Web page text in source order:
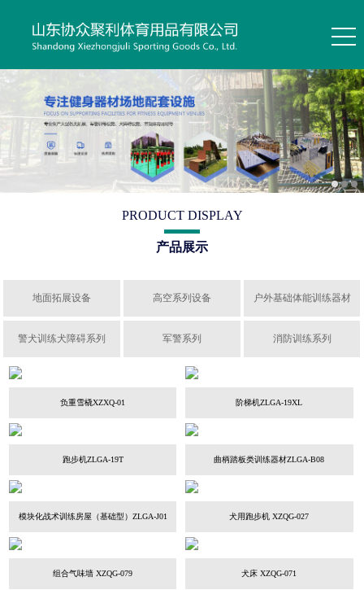
PRODUCT DISPLAY
产品展示
地面拓展设备 高空系列设备 户外基础体能训练器材
警犬训练犬障碍系列 军警系列 消防训练系列
负重雪橇XZXQ-01 阶梯机ZLGA-19XL
跑步机ZLGA-19T 曲柄踏板类训练器材ZLGA-B08
模块化战术训练房屋（基础型）ZLGA-J01 犬用跑步机 XZQG-027
组合气味墙 XZQG-079 犬床 XZQG-071